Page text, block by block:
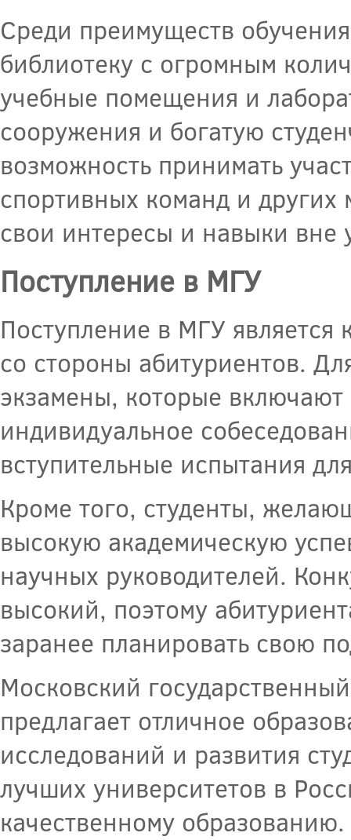
Среди преимуществ
библиотеку с огромным
учебные помещения и
сооружения и богатую
возможность принимать
спортивных команд и
свои интересы и навыки вне
Поступление в МГУ
Поступление в МГУ является
со стороны абитуриентов.
экзамены, которые
индивидуальное
вступительные испытания
Кроме того, студенты,
высокую академическую
научных руководителей.
высокий, поэтому
заранее планировать свою
Московский
предлагает отличное
исследований и развития
лучших университетов в
качественному образованию.